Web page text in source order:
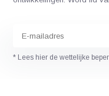
* Lees hier de wettelijke